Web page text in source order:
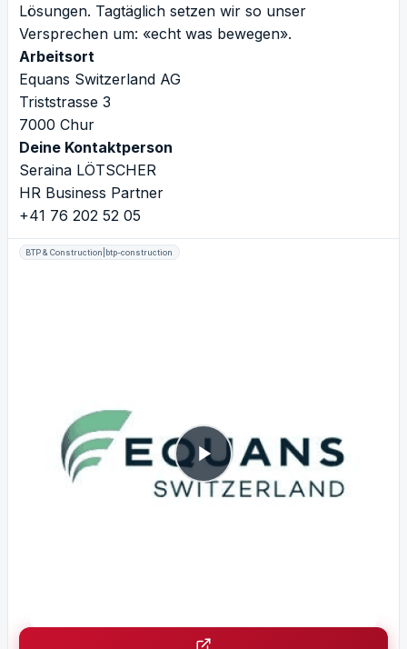
Lösungen. Tagtäglich setzen wir so unser
Versprechen um: «echt was bewegen».
Arbeitsort
Equans Switzerland AG
Triststrasse 3
7000 Chur
Deine Kontaktperson
Seraina LÖTSCHER
HR Business Partner
+41 76 202 52 05
BTP & Construction|btp-construction